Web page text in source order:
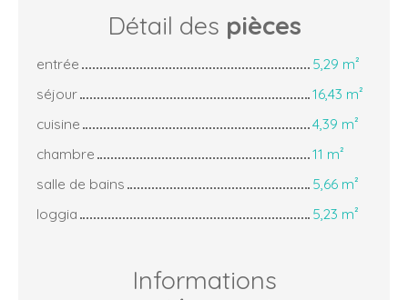
Détail des pièces
entrée
5,29 m²
séjour
16,43 m²
cuisine
4,39 m²
chambre
11 m²
salle de bains
5,66 m²
loggia
5,23 m²
Informations